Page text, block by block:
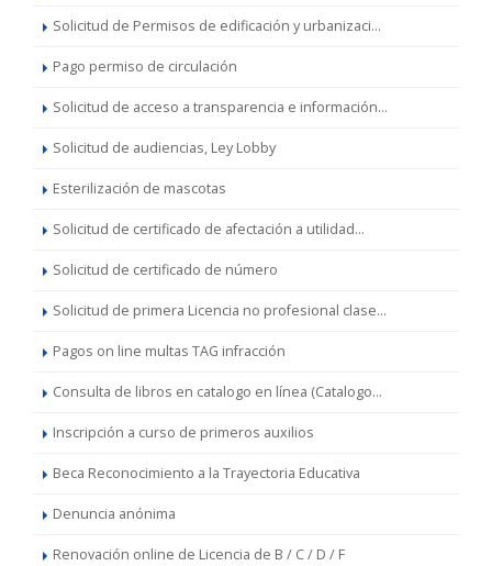
Solicitud de Permisos de edificación y urbanizaci...
Pago permiso de circulación
Solicitud de acceso a transparencia e información...
Solicitud de audiencias, Ley Lobby
Esterilización de mascotas
Solicitud de certificado de afectación a utilidad...
Solicitud de certificado de número
Solicitud de primera Licencia no profesional clase...
Pagos on line multas TAG infracción
Consulta de libros en catalogo en línea (Catalogo...
Inscripción a curso de primeros auxilios
Beca Reconocimiento a la Trayectoria Educativa
Denuncia anónima
Renovación online de Licencia de B / C / D / F